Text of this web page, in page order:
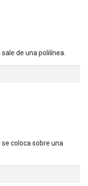
de una polilínea.
coloca sobre una